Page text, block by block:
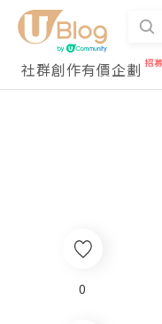
社群創作有價企劃
0